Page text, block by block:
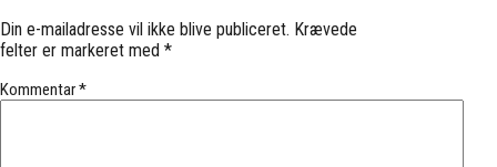
Din e-mailadresse vil ikke blive publiceret. Krævede
felter er markeret med *
Kommentar*